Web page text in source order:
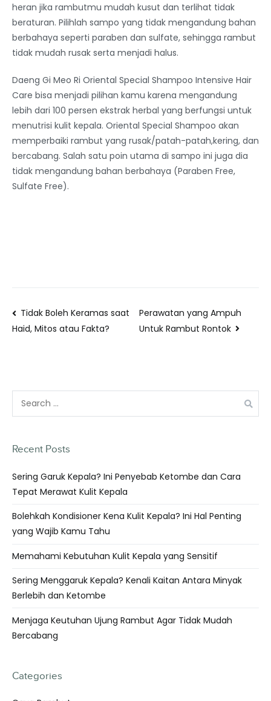
heran jika rambutmu mudah kusut dan terlihat tidak
beraturan. Pilihlah sampo yang tidak mengandung bahan
berbahaya seperti paraben dan sulfate, sehingga rambut
tidak mudah rusak serta menjadi halus.
Daeng Gi Meo Ri Oriental Special Shampoo Intensive Hair
Care bisa menjadi pilihan kamu karena mengandung
lebih dari 100 persen ekstrak herbal yang berfungsi untuk
menutrisi kulit kepala. Oriental Special Shampoo akan
memperbaiki rambut yang rusak/patah-patah,kering, dan
bercabang. Salah satu poin utama di sampo ini juga dia
tidak mengandung bahan berbahaya (Paraben Free,
Sulfate Free).
Tidak Boleh Keramas saat
Haid, Mitos atau Fakta?
Perawatan yang Ampuh
Untuk Rambut Rontok
Recent Posts
Sering Garuk Kepala? Ini Penyebab Ketombe dan Cara
Tepat Merawat Kulit Kepala
Bolehkah Kondisioner Kena Kulit Kepala? Ini Hal Penting
yang Wajib Kamu Tahu
Memahami Kebutuhan Kulit Kepala yang Sensitif
Sering Menggaruk Kepala? Kenali Kaitan Antara Minyak
Berlebih dan Ketombe
Menjaga Keutuhan Ujung Rambut Agar Tidak Mudah
Bercabang
Categories